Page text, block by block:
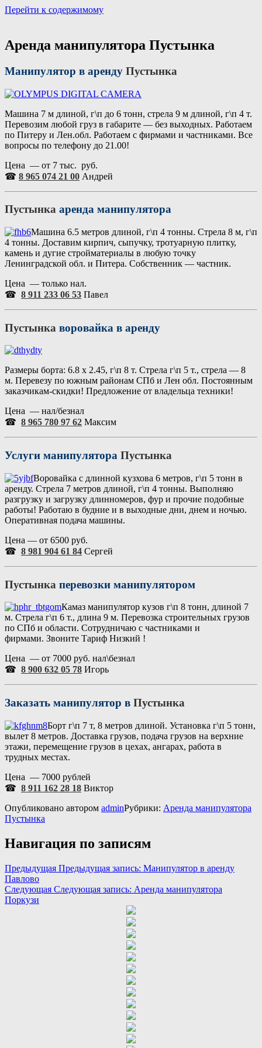
Перейти к содержимому
Аренда манипулятора Пустынка
Манипулятор в аренду Пустынка
Машина 7 м длиной, г\п до 6 тонн, стрела 9 м длиной, г\п 4 т.
Перевозим любой груз в габарите — без выходных. Работаем
по Питеру и Лен.обл. Работаем с фирмами и частниками. Все
вопросы по телефону до 21.00!
Цена — от 7 тыс. руб.
☎ 8 965 074 21 00 Андрей
Пустынка аренда манипулятора
Машина 6.5 метров длиной, г\п 4 тонны. Стрела 8 м, г\п
4 тонны. Доставим кирпич, сыпучку, тротуарную плитку,
камень и дугие стройматериалы в любую точку
Ленинградской обл. и Питера. Собственник — частник.
Цена — только нал.
☎ 8 911 233 06 53 Павел
Пустынка воровайка в аренду
Размеры борта: 6.8 х 2.45, г\п 8 т. Стрела г\п 5 т., стрела — 8
м. Перевезу по южным районам СПб и Лен обл. Постоянным
заказчикам-скидки! Предложение от владельца техники!
Цена — нал/безнал
☎ 8 965 780 97 62 Максим
Услуги манипулятора Пустынка
Воровайка с длинной кузхова 6 метров, г\п 5 тонн в
аренду. Стрела 7 метров длиной, г\п 4 тонны. Выполняю
разгрузку и загрузку длинномеров, фур и прочие подобные
работы! Работаю в будние и в выходные дни, днем и ночью.
Оперативная подача машины.
Цена — от 6500 руб.
☎ 8 981 904 61 84 Сергей
Пустынка перевозки манипулятором
Камаз манипулятор кузов г\п 8 тонн, длиной 7
м. Стрела г\п 6 т., длина 9 м. Перевозка строительных грузов
по СПб и области. Сотрудничаю с частниками и
фирмами. Звоните Тариф Низкий !
Цена — от 7000 руб. нал\безнал
☎ 8 900 632 05 78 Игорь
Заказать манипулятор в Пустынка
Борт г\п 7 т, 8 метров длиной. Установка г\п 5 тонн,
вылет 8 метров. Доставка грузов, подача грузов на верхние
этажи, перемещение грузов в цехах, ангарах, работа в
трудных местах.
Цена — 7000 рублей
☎ 8 911 162 28 18 Виктор
Опубликовано автором adminРубрики: Аренда манипулятора
Пустынка
Навигация по записям
Предыдущая Предыдущая запись: Манипулятор в аренду
Павлово
Следующая Следующая запись: Аренда манипулятора
Поркузи